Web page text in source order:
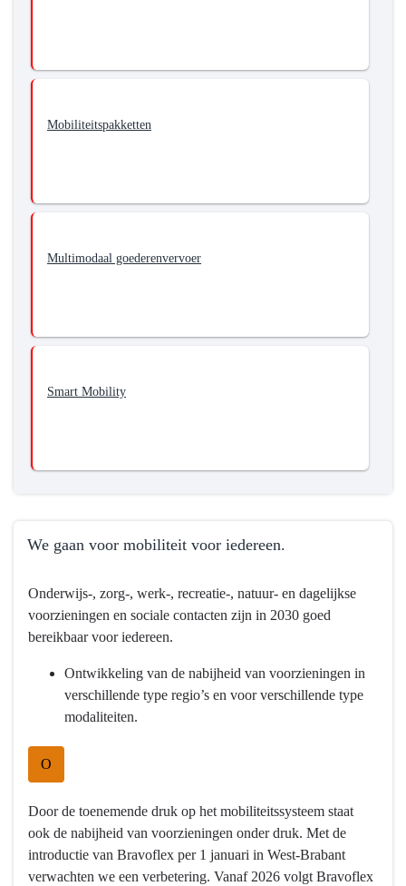
Mobiliteitspakketten
Multimodaal goederenvervoer
Smart Mobility
We gaan voor mobiliteit voor iedereen.
naar
navigatie
Programma
Mobiliteitsontwikkeling
Wat
willen
bereiken?
We
Onderwijs-, zorg-, werk-, recreatie-, natuur- en dagelijkse
voorzieningen en sociale contacten zijn in 2030 goed
bereikbaar voor iedereen.
Ontwikkeling van de nabijheid van voorzieningen in
verschillende type regio’s en voor verschillende type
modaliteiten.
O
Door de toenemende druk op het mobiliteitssysteem staat
ook de nabijheid van voorzieningen onder druk. Met de
introductie van Bravoflex per 1 januari in West-Brabant
verwachten we een verbetering. Vanaf 2026 volgt Bravoflex